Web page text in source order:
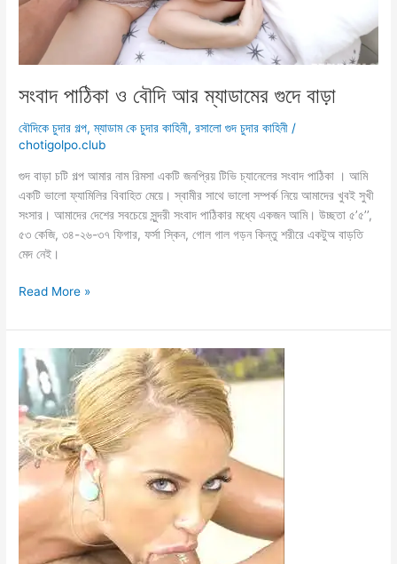
সংবাদ পাঠিকা ও বৌদি আর ম্যাডামের গুদে বাড়া
বৌদিকে চুদার গল্প,ম্যাডাম কে চুদার কাহিনী,রসালো গুদ চুদার কাহিনী /
chotigolpo.club
গুদ বাড়া চটি গল্প আমার নাম রিমসা একটি জনপ্রিয় টিভি চ্যানেলের সংবাদ পাঠিকা । আমি
একটি ভালো ফ্যামিলির বিবাহিত মেয়ে। স্বামীর সাথে ভালো সম্পর্ক নিয়ে আমাদের খুবই সুখী
সংসার। আমাদের দেশের সবচেয়ে সুন্দরী সংবাদ পাঠিকার মধ্যে একজন আমি। উচ্ছতা ৫’৫’’,
৫৩ কেজি, ৩৪-২৬-৩৭ ফিগার, ফর্সা স্কিন, গোল গাল গড়ন কিন্তু শরীরে একটুঅ বাড়তি
মেদ নেই।
সংবাদ
ও
বৌদি
আর
ম্যাডামের
গুদে
বাড়া
Read More »